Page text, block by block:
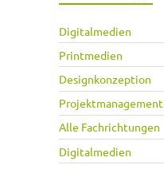
Digitalmedien
Printmedien
Designkonzeption
Projektmanagement
Alle Fachrichtungen
Digitalmedien